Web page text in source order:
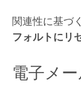
関連性に基づ
フォルトにリ
電子メ